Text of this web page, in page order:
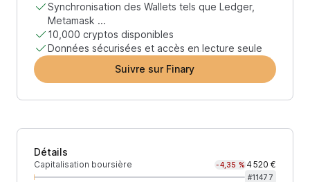
Synchronisation des Wallets tels que Ledger,
Metamask ...
10,000 cryptos disponibles
Données sécurisées et accès en lecture seule
Suivre sur Finary
Détails
Capitalisation boursière -4,35 % 4 520 €
#11477